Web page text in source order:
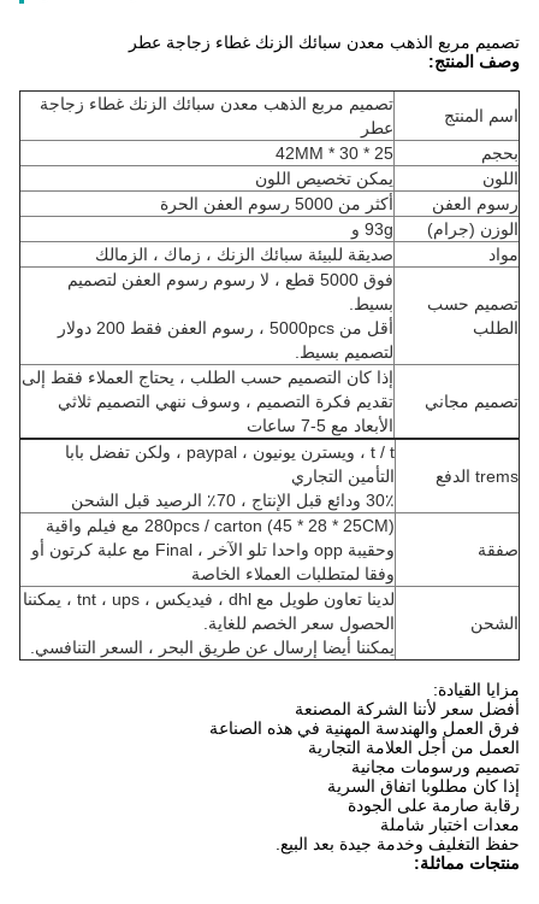
تصميم مربع الذهب معدن سبائك الزنك غطاء زجاجة عطر
وصف المنتج:
اسم المنتج
تصميم مربع الذهب معدن سبائك الزنك غطاء زجاجة
عطر
بحجم
25 * 30 * 42MM
اللون
يمكن تخصيص اللون
رسوم العفن
أكثر من 5000 رسوم العفن الحرة
الوزن (جرام)
93g و
مواد
صديقة للبيئة سبائك الزنك ، زماك ، الزمالك
تصميم حسب
الطلب
فوق 5000 قطع ، لا رسوم رسوم العفن لتصميم
بسيط.
أقل من 5000pcs ، رسوم العفن فقط 200 دولار
لتصميم بسيط.
تصميم مجاني
إذا كان التصميم حسب الطلب ، يحتاج العملاء فقط إلى
تقديم فكرة التصميم ، وسوف ننهي التصميم ثلاثي
الأبعاد مع 5-7 ساعات
trems الدفع
t / t ، ويسترن يونيون ، paypal ، ولكن تفضل بابا
التأمين التجاري
30٪ ودائع قبل الإنتاج ، 70٪ الرصيد قبل الشحن
صفقة
280pcs / carton (45 * 28 * 25CM) مع فيلم واقية
وحقيبة opp واحدا تلو الآخر ، Final مع علبة كرتون أو
وفقا لمتطلبات العملاء الخاصة
الشحن
لدينا تعاون طويل مع dhl ، فيديكس ، tnt ، ups ، يمكننا
الحصول سعر الخصم للغاية.
يمكننا أيضا إرسال عن طريق البحر ، السعر التنافسي.
مزايا القيادة:
أفضل سعر لأننا الشركة المصنعة
فرق العمل والهندسة المهنية في هذه الصناعة
العمل من أجل العلامة التجارية
تصميم ورسومات مجانية
إذا كان مطلوبا اتفاق السرية
رقابة صارمة على الجودة
معدات اختبار شاملة
حفظ التغليف وخدمة جيدة بعد البيع.
منتجات مماثلة: